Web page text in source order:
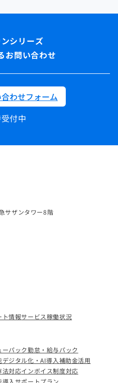
お問い合わせ
わせフォーム
付中
サザンタワー8階
ト情報サービス稼働状況
ーパック勤怠・給与パック
デジタル化・AI導入補助金活用
法対応インボイス制度対応
導入サポートプラン